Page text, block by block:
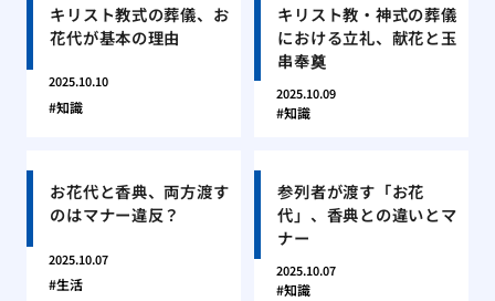
キリスト教式の葬儀、お
花代が基本の理由
2025.10.10
知識
キリスト教・神式の葬儀
における立礼、献花と玉
串奉奠
2025.10.09
知識
お花代と香典、両方渡す
のはマナー違反？
2025.10.07
生活
参列者が渡す「お花
代」、香典との違いとマ
ナー
2025.10.07
知識